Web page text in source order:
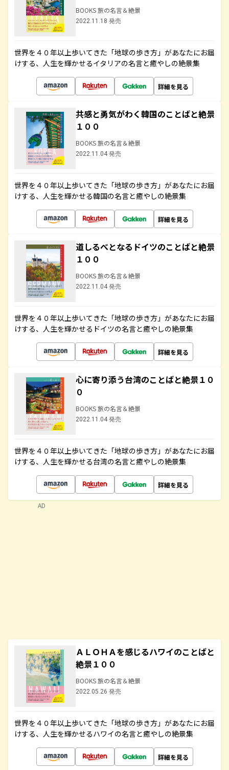
BOOKS 旅の名言＆絶景
2022.11.18 発売
世界を４０年以上歩いてきた「地球の歩き方」があなたにお届
けする、人生を輝かせるイタリアの名言と癒やしの絶景集
詳細を見る
共感と勇気がわく韓国のことばと絶景
１００
BOOKS 旅の名言＆絶景
2022.11.04 発売
世界を４０年以上歩いてきた「地球の歩き方」があなたにお届
けする、人生を輝かせる韓国の名言と癒やしの絶景集
詳細を見る
道しるべとなるドイツのことばと絶景
１００
BOOKS 旅の名言＆絶景
2022.11.04 発売
世界を４０年以上歩いてきた「地球の歩き方」があなたにお届
けする、人生を輝かせるドイツの名言と癒やしの絶景集
詳細を見る
心に寄り添う台湾のことばと絶景１０
０
BOOKS 旅の名言＆絶景
2022.11.04 発売
世界を４０年以上歩いてきた「地球の歩き方」があなたにお届
けする、人生を輝かせる台湾の名言と癒やしの絶景集
詳細を見る
ＡＬＯＨＡを感じるハワイのことばと
絶景１００
BOOKS 旅の名言＆絶景
2022.05.26 発売
世界を４０年以上歩いてきた「地球の歩き方」があなたにお届
けする、人生を輝かせるハワイの名言と癒やしの絶景集
詳細を見る
AD